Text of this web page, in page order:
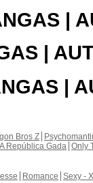
|
|
|
Bros Z
República Gada Only
Romance Sexy -